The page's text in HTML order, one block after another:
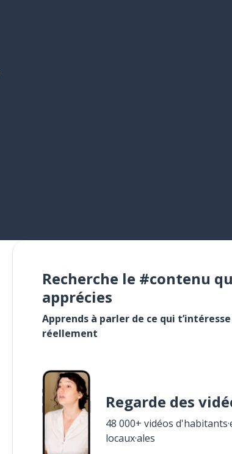
Recherche le #contenu
apprécies
Apprends à parler de ce qui t’intéresse
réellement
Regarde des
48 000+ vidéos
locaux·ales